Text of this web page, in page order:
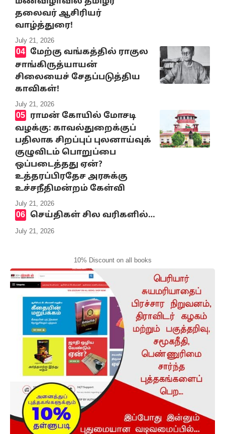
தலைவர் ஆசிரியர்
வாழ்த்துரை!
July 21, 2026
மேற்கு வங்கத்தில் ராகுல
சாங்கிருத்யாயன்
சிலையைச் சேதப்படுத்திய
காவிகள்!
July 21, 2026
ராமன் கோயில் மோசடி
வழக்கு: காவல்துறைக்குப்
பதிலாக சிறப்புப் புலனாய்வுக்
குழுவிடம் பொறுப்பை
ஒப்படைத்தது ஏன்?
உத்தரப்பிரதேச அரசுக்கு
உச்சநீதிமன்றம் கேள்வி
July 21, 2026
செய்திகள் சில வரிகளில்…
July 21, 2026
10% Discount on all books